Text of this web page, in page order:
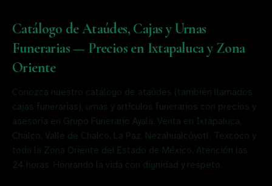
Catálogo de Ataúdes, Cajas y Urnas
Funerarias — Precios en Ixtapaluca y Zona
Oriente
Conozca nuestro catálogo de ataúdes (también llamados
cajas funerarias), urnas y artículos funerarios con precios y
asesoría en Grupo Funerario Ayala. Venta en Ixtapaluca,
Chalco, Valle de Chalco, La Paz, Nezahualcóyotl, Texcoco y
toda la Zona Oriente del Estado de México. Atención las
24 horas. Honrando la vida con dignidad y respeto.